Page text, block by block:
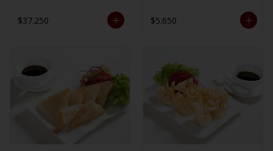
$37.250 $5.650